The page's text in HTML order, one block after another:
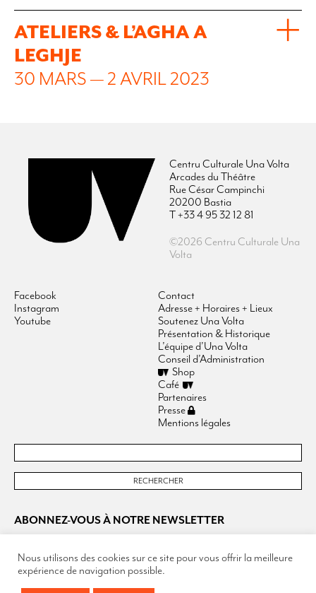
ATELIERS & L’AGHA A
LEGHJE
30 MARS — 2 AVRIL 2023
Centru Culturale Una Volta
Arcades du Théâtre
Rue César Campinchi
20200 Bastia
T +33 4 95 32 12 81
©2026 Centru Culturale Una
Volta
Facebook
Instagram
Youtube
Contact
Adresse + Horaires + Lieux
Soutenez Una Volta
Présentation & Historique
L’équipe d’Una Volta
Conseil d’Administration
Shop
Café
Partenaires
Presse
Mentions légales
ABONNEZ-VOUS À NOTRE NEWSLETTER
Nous utilisons des cookies sur ce site pour vous offrir la meilleure
expérience de navigation possible.